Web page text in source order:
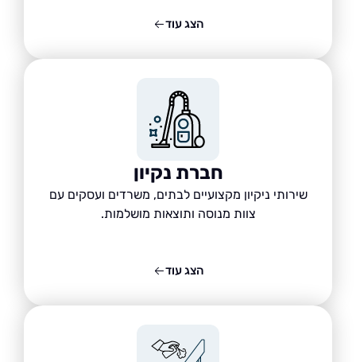
חברת נקיון
שירותי ניקיון מקצועיים לבתים, משרדים ועסקים עם
צוות מנוסה ותוצאות מושלמות.